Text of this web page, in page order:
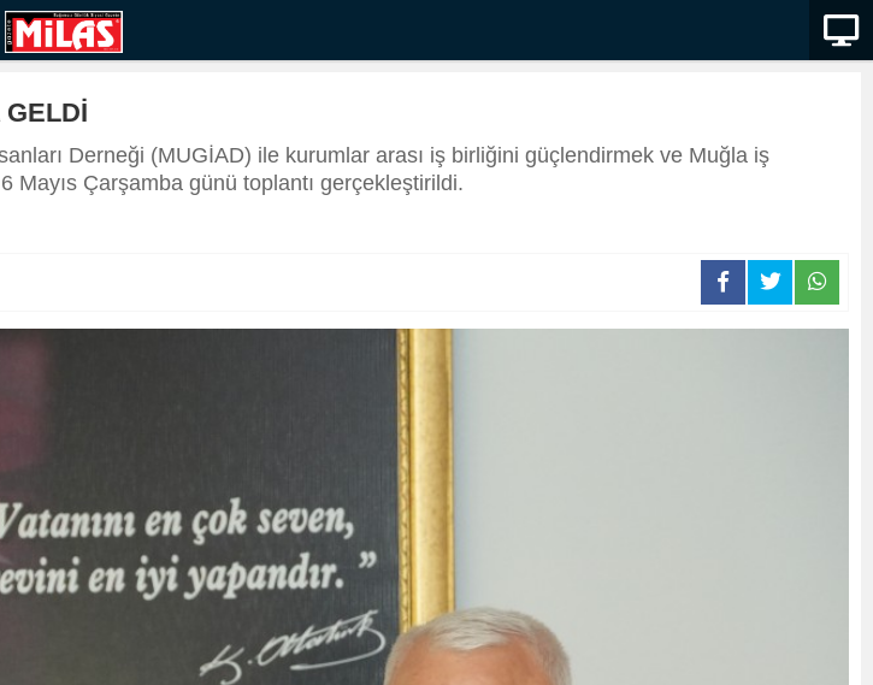
GELDİ
Derneği (MUGİAD) ile kurumlar arası iş birliğini güçlendirmek ve Muğla iş
Mayıs Çarşamba günü toplantı gerçekleştirildi.